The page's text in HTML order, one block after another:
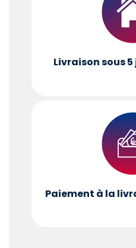
Livraison sous
Paiement à la